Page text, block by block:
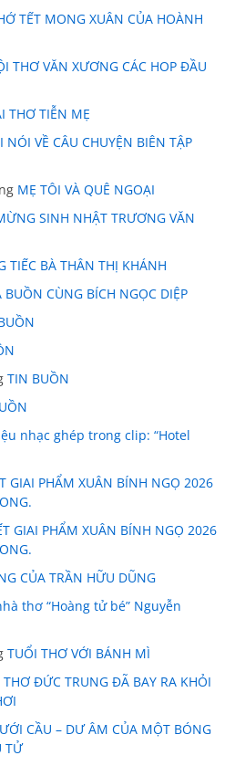
TẾT MONG XUÂN CỦA HOÀNH
THƠ VĂN XƯƠNG CÁC HOP ĐẦU
THƠ TIỄN MẸ
NÓI VỀ CÂU CHUYỆN BIÊN TẬP
MẸ TÔI VÀ QUÊ NGOẠI
SINH NHẬT TRƯƠNG VĂN
TIẾC BÀ THÂN THỊ KHÁNH
BUỒN CÙNG BÍCH NGỌC DIỆP
TIN BUỒN
nhạc ghép trong clip: “Hotel
GIAI PHẨM XUÂN BÍNH NGỌ 2026
GIAI PHẨM XUÂN BÍNH NGỌ 2026
CỦA TRẦN HỮU DŨNG
thơ “Hoàng tử bé” Nguyễn
TUỔI THƠ VỚI BÁNH MÌ
THƠ ĐỨC TRUNG ĐÃ BAY RA KHỎI
CẦU – DƯ ÂM CỦA MỘT BÓNG
TỬ